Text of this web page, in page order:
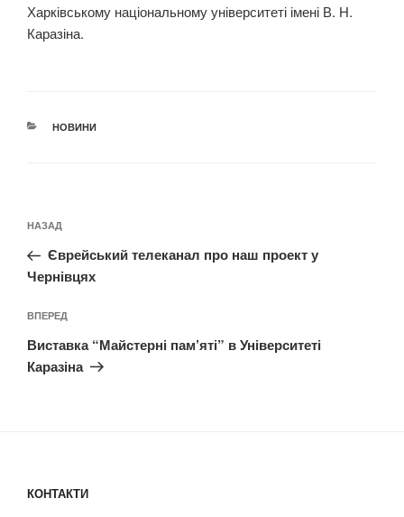
Харківському національному університеті імені В. Н.
Каразіна.
КАТЕГОРІЇ
НОВИНИ
записів
Попередній
запис:
НАЗАД
Єврейський телеканал про наш проект у
Чернівцях
Наступний
запис
ВПЕРЕД
Виставка “Майстерні пам’яті” в Університеті
Каразіна
КОНТАКТИ